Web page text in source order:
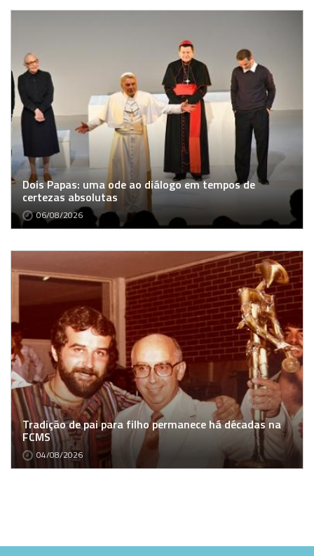
Dois Papas: uma ode ao diálogo em tempos de
certezas absolutas
06/08/2026
Tradição de pai para filho permanece há décadas na
FCMS
04/08/2026